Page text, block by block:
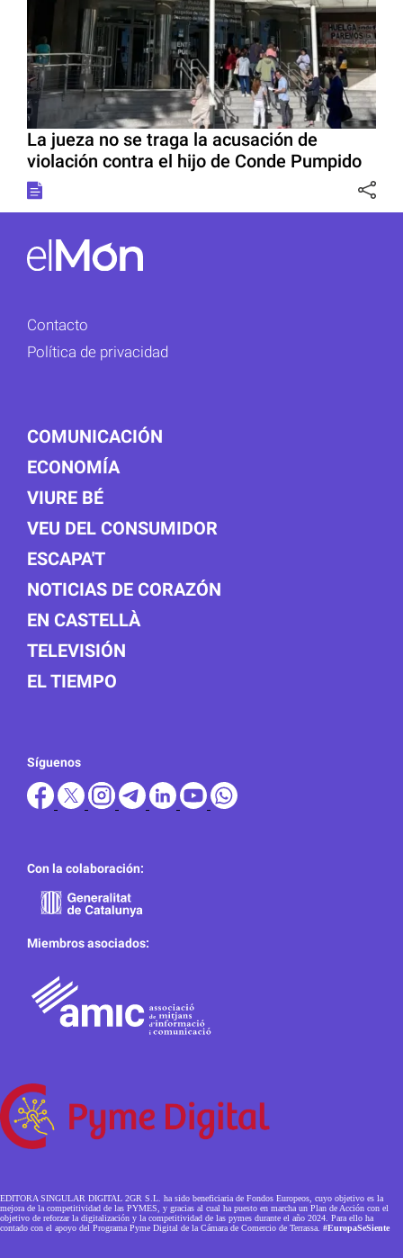
La jueza no se traga la acusación de
violación contra el hijo de Conde Pumpido
Contacto
Política de privacidad
COMUNICACIÓN
ECONOMÍA
VIURE BÉ
VEU DEL CONSUMIDOR
ESCAPA'T
NOTICIAS DE CORAZÓN
EN CASTELLÀ
TELEVISIÓN
EL TIEMPO
Síguenos
Con la colaboración:
Miembros asociados:
EDITORA SINGULAR DIGITAL 2GR S.L. ha sido beneficiaria de Fondos Europeos, cuyo objetivo es la
mejora de la competitividad de las PYMES, y gracias al cual ha puesto en marcha un Plan de Acción con el
objetivo de reforzar la digitalización y la competitividad de las pymes durante el año 2024. Para ello ha
contado con el apoyo del Programa Pyme Digital de la Cámara de Comercio de Terrassa. #EuropaSeSiente